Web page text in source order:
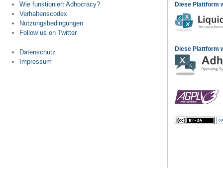
Wie funktioniert Adhocracy?
Verhaltenscodex
Nutzungsbedingungen
Follow us on Twitter
Datenschutz
Impressum
Diese Plattform
Diese Plattform